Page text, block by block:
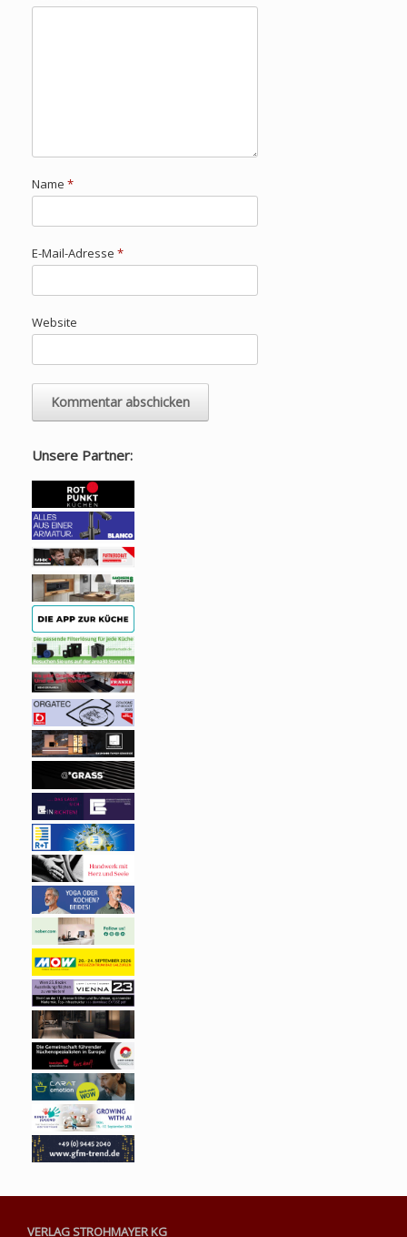
Name *
E-Mail-Adresse *
Website
Unsere Partner:
VERLAG STROHMAYER KG